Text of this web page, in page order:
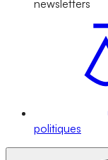
newsletters
politiques